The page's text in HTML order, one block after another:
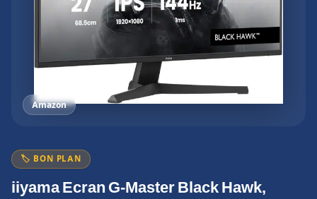
Amazon
🏷️ BON PLAN
iiyama Ecran G-Master Black Hawk,